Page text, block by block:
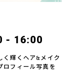
- 16:00
く輝くヘア&メイク
ロフィール写真を